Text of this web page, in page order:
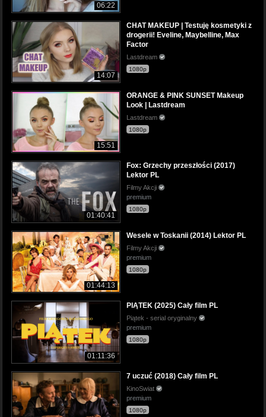
06:22
14:07
CHAT MAKEUP | Testuję kosmetyki z
drogerii! Eveline, Maybelline, Max
Factor
Lastdream
1080p
15:51
ORANGE & PINK SUNSET Makeup
Look | Lastdream
Lastdream
1080p
01:40:41
Fox: Grzechy przeszłości (2017)
Lektor PL
Filmy Akcji
premium
1080p
01:44:13
Wesele w Toskanii (2014) Lektor PL
Filmy Akcji
premium
1080p
01:11:36
PIĄTEK (2025) Cały film PL
Piątek - serial oryginalny
premium
1080p
7 uczuć (2018) Cały film PL
KinoSwiat
premium
1080p